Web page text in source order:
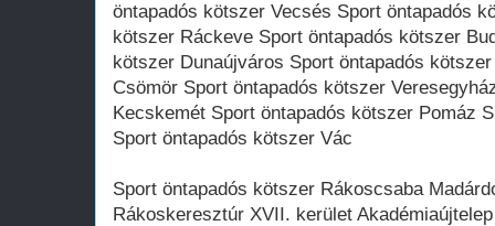
öntapadós kötszer Vecsés Sport öntapadós
kötszer Ráckeve Sport öntapadós kötszer
kötszer Dunaújváros Sport öntapadós
Csömör Sport öntapadós kötszer
Kecskemét Sport öntapadós kötszer Pomáz
Sport öntapadós kötszer Vác
Sport öntapadós kötszer Rákoscsaba
Rákoskeresztúr XVII. kerület